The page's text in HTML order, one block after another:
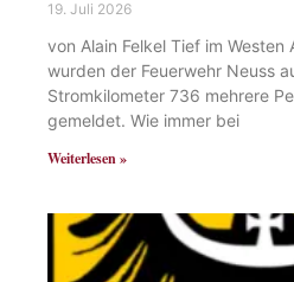
19. Juli 2026
von Alain Felkel Tief im
wurden der Feuerwehr Neuss
Stromkilometer 736 mehrere
gemeldet. Wie immer bei
Weiterlesen »